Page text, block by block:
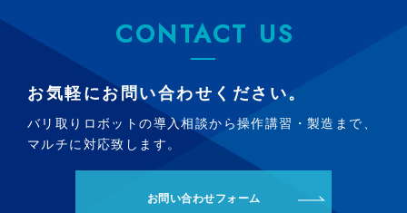
CONTACT US
お気軽にお問い合わせください。
バリ取りロボットの導入相談から操作講習・製造まで、
マルチに対応致します。
お問い合わせフォーム